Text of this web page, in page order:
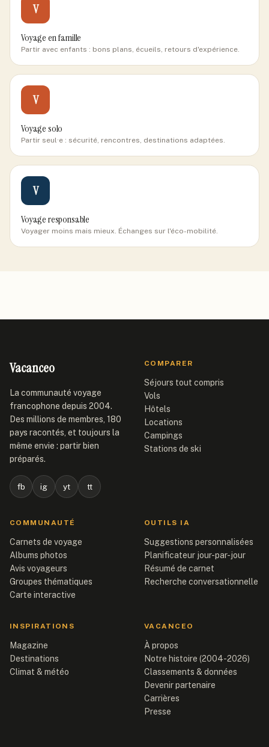
V
Voyage en famille
Partir avec enfants : bons plans, écueils, retours d'expérience.
V
Voyage solo
Partir seul·e : sécurité, rencontres, destinations adaptées.
V
Voyage responsable
Voyager moins mais mieux. Échanges sur l'éco-mobilité.
Vacanceo
La communauté voyage
francophone depuis 2004.
Des millions de membres, 180
pays racontés, et toujours la
même envie : partir bien
préparés.
fb ig yt tt
COMPARER
Séjours tout compris
Vols
Hôtels
Locations
Campings
Stations de ski
COMMUNAUTÉ
Carnets de voyage
Albums photos
Avis voyageurs
Groupes thématiques
Carte interactive
OUTILS IA
Suggestions personnalisées
Planificateur jour-par-jour
Résumé de carnet
Recherche conversationnelle
INSPIRATIONS
Magazine
Destinations
Climat & météo
VACANCEO
À propos
Notre histoire (2004-2026)
Classements & données
Devenir partenaire
Carrières
Presse